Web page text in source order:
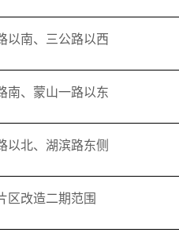
以南、三公路以西
南、蒙山一路以东
以北、湖滨路东侧
区改造二期范围